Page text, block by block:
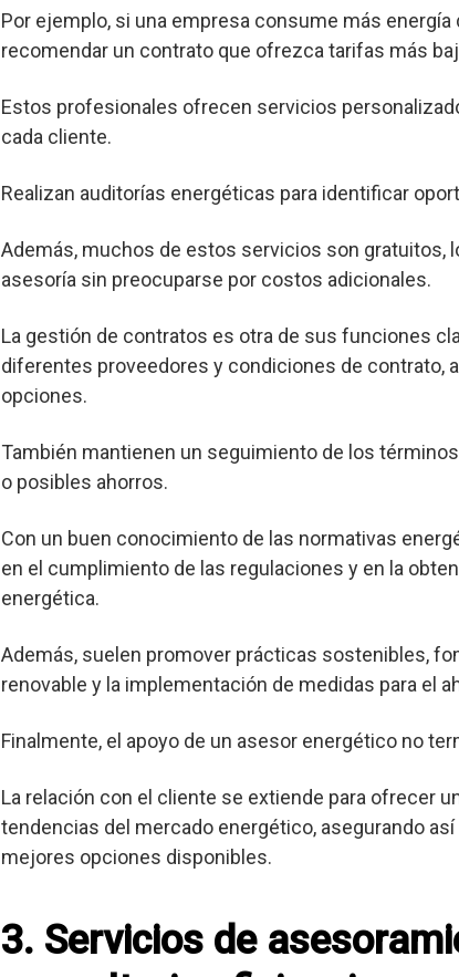
Por ejemplo, si una empresa consume más
recomendar un contrato que ofrezca tarifas más
Estos profesionales ofrecen servicios
cada cliente.
Realizan auditorías energéticas para identificar
Además, muchos de estos servicios son gratuitos,
asesoría sin preocuparse por costos adicionales.
La gestión de contratos es otra de sus funciones
diferentes proveedores y condiciones de contrato,
opciones.
También mantienen un seguimiento de los
o posibles ahorros.
Con un buen conocimiento de las normativas
en el cumplimiento de las regulaciones y en la
energética.
Además, suelen promover prácticas sostenibles,
renovable y la implementación de medidas para el
Finalmente, el apoyo de un asesor energético no
La relación con el cliente se extiende para ofrecer
tendencias del mercado energético, asegurando
mejores opciones disponibles.
3. Servicios de